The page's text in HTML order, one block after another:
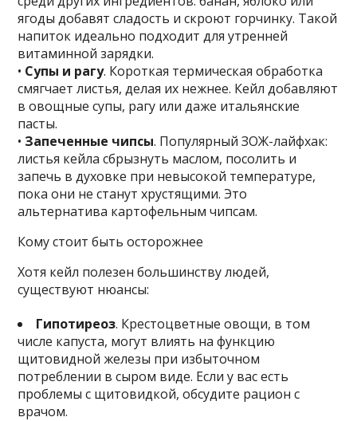
ягоды добавят сладость и скроют горчинку. Такой
напиток идеально подходит для утренней
витаминной зарядки.
• Супы и рагу. Короткая термическая обработка
смягчает листья, делая их нежнее. Кейл добавляют
в овощные супы, рагу или даже итальянские
пасты.
• Запеченные чипсы. Популярный ЗОЖ-лайфхак:
листья кейла сбрызнуть маслом, посолить и
запечь в духовке при невысокой температуре,
пока они не станут хрустящими. Это
альтернатива картофельным чипсам.
Кому стоит быть осторожнее
Хотя кейл полезен большинству людей,
существуют нюансы:
Гипотиреоз. Крестоцветные овощи, в том
числе капуста, могут влиять на функцию
щитовидной железы при избыточном
потреблении в сыром виде. Если у вас есть
проблемы с щитовидкой, обсудите рацион с
врачом.